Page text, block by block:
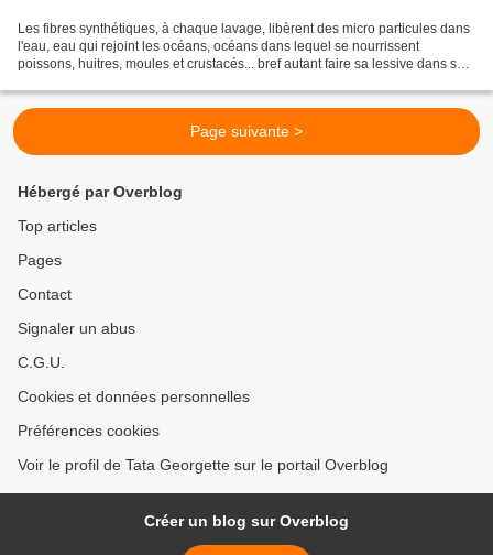
Les fibres synthétiques, à chaque lavage, libèrent des micro particules dans
l'eau, eau qui rejoint les océans, océans dans lequel se nourrissent
poissons, huitres, moules et crustacés... bref autant faire sa lessive dans son
Page suivante >
Hébergé par Overblog
Top articles
Pages
Contact
Signaler un abus
C.G.U.
Cookies et données personnelles
Préférences cookies
Voir le profil de Tata Georgette sur le portail Overblog
Créer un blog sur Overblog